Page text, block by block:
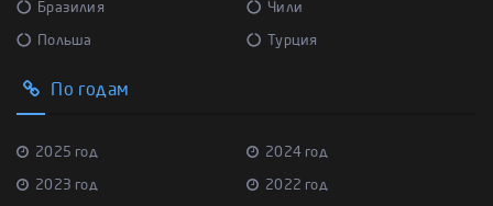
Бразилия Чили
Польша Турция
По годам
2025 год 2024 год
2023 год 2022 год